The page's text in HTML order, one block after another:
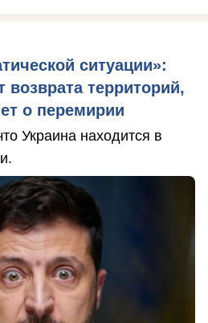
ситуации»:
возврата территорий,
о перемирии
Украина находится в